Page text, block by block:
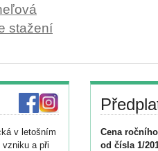
stažení
v letošním
a při
Cena
od čísla 1/